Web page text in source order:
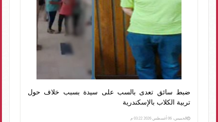
ضبط سائق تعدى بالسب على سيدة بسبب خلاف حول
تربية الكلاب بالإسكندرية
الخميس، 06 أغسطس 2026 03:22 م